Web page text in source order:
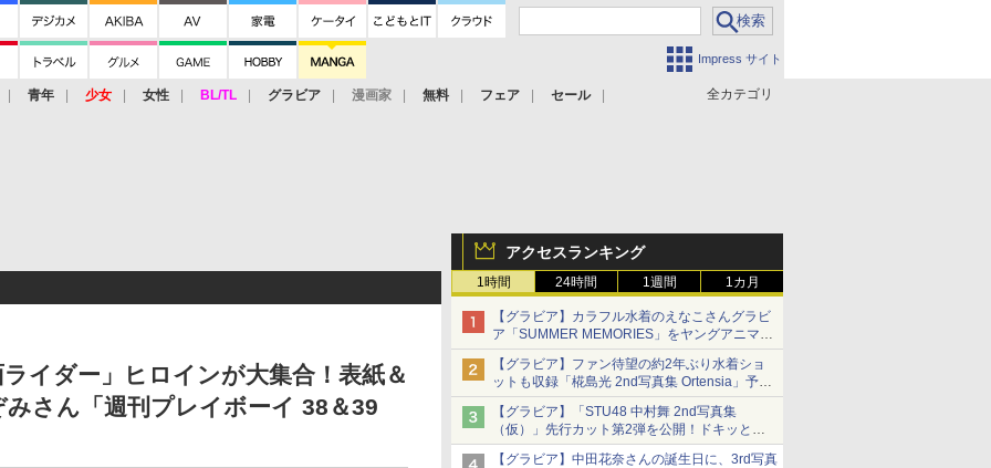
Impress サイト
全カテゴリ
青年 少女 女性 BL/TL グラビア 漫画家 無料 フェア セール
アクセスランキング
1時間 24時間 1週間 1カ月
【グラビア】カラフル水着のえなこさんグラビ
ア「SUMMER MEMORIES」をヤングアニマル
Webで公開中
【グラビア】ファン待望の約2年ぶり水着ショ
ットも収録「椛島光 2nd写真集 Ortensia」予約
受付開始
10月30日発売
【グラビア】「STU48 中村舞 2nd写真集
（仮）」先行カット第2弾を公開！ドキッとす
るランジェリーカットなど新たな挑戦
【グラビア】中田花奈さんの誕生日に、3rd写真
イダー」ヒロインが大集合！表紙＆
さん「週刊プレイボーイ 38＆39